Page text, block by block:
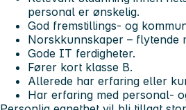
personal er ønskelig.
God fremstillings- og
Norskkunnskaper – flytende
Gode IT ferdigheter.
Fører kort klasse B.
Allerede har erfaring eller
Har erfaring med personal-